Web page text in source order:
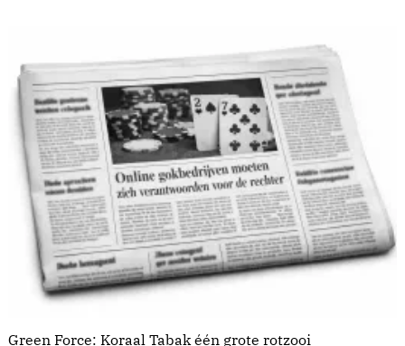
Green Force: Koraal Tabak één grote rotzooi